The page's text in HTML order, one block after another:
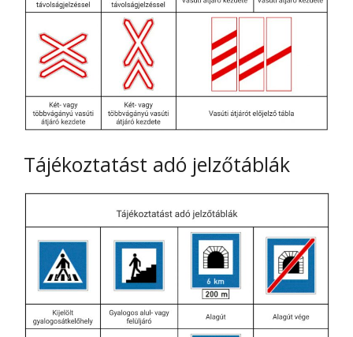
Tájékoztatást adó jelzőtáblák